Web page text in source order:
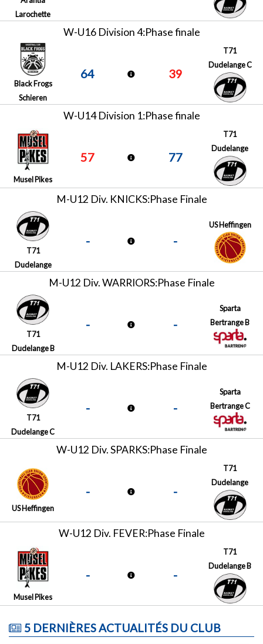
Larochette
W-U16 Division 4:Phase finale
Black Frogs
Schieren
64 39
T71
Dudelange C
W-U14 Division 1:Phase finale
Musel Pikes
57 77
T71
Dudelange
M-U12 Div. KNICKS:Phase Finale
T71
Dudelange
- -
US Heffingen
M-U12 Div. WARRIORS:Phase Finale
T71
Dudelange B
- -
Sparta
Bertrange B
M-U12 Div. LAKERS:Phase Finale
T71
Dudelange C
- -
Sparta
Bertrange C
W-U12 Div. SPARKS:Phase Finale
US Heffingen
- -
T71
Dudelange
W-U12 Div. FEVER:Phase Finale
Musel Pikes
- -
T71
Dudelange B
5 DERNIÈRES ACTUALITÉS DU CLUB